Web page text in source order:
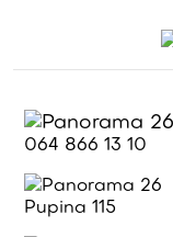
064 866 13 10
Pupina 115